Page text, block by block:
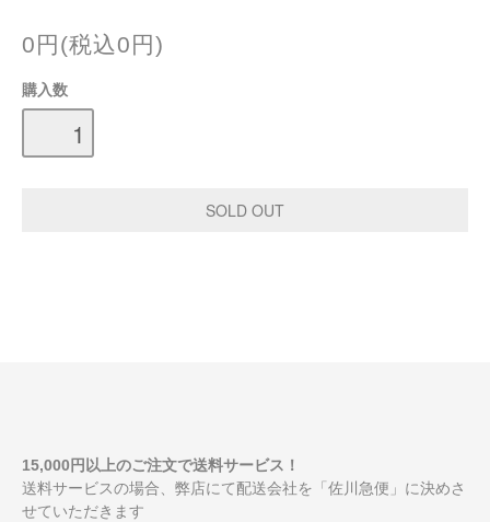
0円(税込0円)
購入数
15,000円以上のご注文で送料サービス！
送料サービスの場合、弊店にて配送会社を「佐川急便」に決めさ
せていただきます